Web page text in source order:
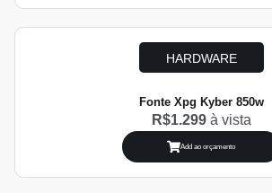
HARDWARE
Fonte Xpg Kyber 850w
R$1.299à vista
Add ao orçamento